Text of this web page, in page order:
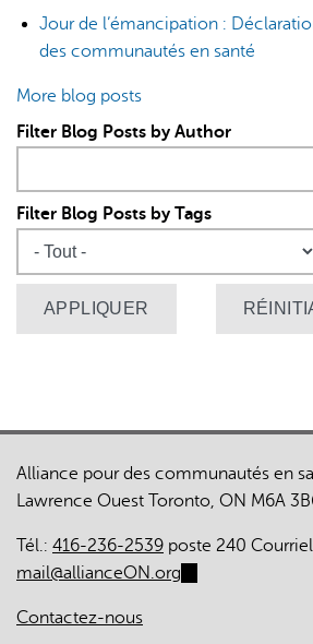
Jour de l’émancipation :
des communautés en santé
More blog posts
Filter Blog Posts by Author
Filter Blog Posts by Tags
Alliance pour des communautés en
Lawrence Ouest Toronto, ON M6A
Tél.: 416-236-2539 poste 240
mail@allianceON.org
Contactez-nous